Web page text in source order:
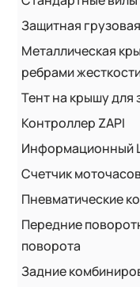
Защитная
Металлическая
ребрами
Тент на крышу для
Контроллер ZAPI
Информационный
Счетчик
Пневматические
Передние
поворота
Задние